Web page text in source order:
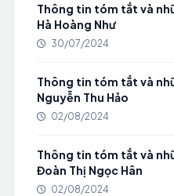
Thông tin tóm tắt và
Hà Hoàng Như
30/07/2024
Thông tin tóm tắt và
Nguyễn Thu Hảo
02/08/2024
Thông tin tóm tắt và
Đoàn Thị Ngọc Hân
02/08/2024